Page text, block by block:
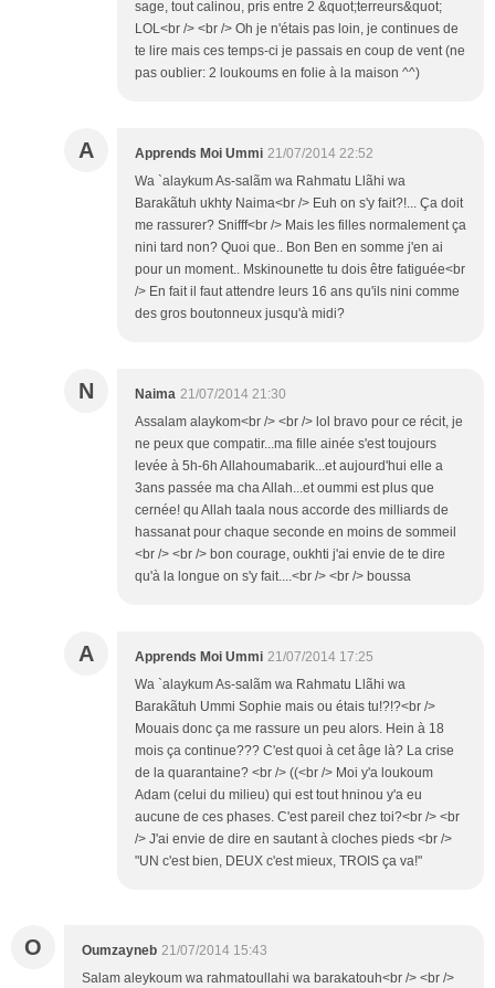
sage, tout calinou, pris entre 2 &quot;terreurs&quot;
LOL<br /> <br /> Oh je n'étais pas loin, je continues de
te lire mais ces temps-ci je passais en coup de vent (ne
pas oublier: 2 loukoums en folie à la maison ^^)
A Apprends Moi Ummi 21/07/2014 22:52
Wa `alaykum As-salãm wa Rahmatu Llãhi wa
Barakãtuh ukhty Naima<br /> Euh on s'y fait?!... Ça doit
me rassurer? Snifff<br /> Mais les filles normalement ça
nini tard non? Quoi que.. Bon Ben en somme j'en ai
pour un moment.. Mskinounette tu dois être fatiguée<br
/> En fait il faut attendre leurs 16 ans qu'ils nini comme
des gros boutonneux jusqu'à midi?
N Naima 21/07/2014 21:30
Assalam alaykom<br /> <br /> lol bravo pour ce récit, je
ne peux que compatir...ma fille ainée s'est toujours
levée à 5h-6h Allahoumabarik...et aujourd'hui elle a
3ans passée ma cha Allah...et oummi est plus que
cernée! qu Allah taala nous accorde des milliards de
hassanat pour chaque seconde en moins de sommeil
<br /> <br /> bon courage, oukhti j'ai envie de te dire
qu'à la longue on s'y fait....<br /> <br /> boussa
A Apprends Moi Ummi 21/07/2014 17:25
Wa `alaykum As-salãm wa Rahmatu Llãhi wa
Barakãtuh Ummi Sophie mais ou étais tu!?!?<br />
Mouais donc ça me rassure un peu alors. Hein à 18
mois ça continue??? C'est quoi à cet âge là? La crise
de la quarantaine? <br /> ((<br /> Moi y'a loukoum
Adam (celui du milieu) qui est tout hninou y'a eu
aucune de ces phases. C'est pareil chez toi?<br /> <br
/> J'ai envie de dire en sautant à cloches pieds <br />
"UN c'est bien, DEUX c'est mieux, TROIS ça va!"
O Oumzayneb 21/07/2014 15:43
Salam aleykoum wa rahmatoullahi wa barakatouh<br /> <br />